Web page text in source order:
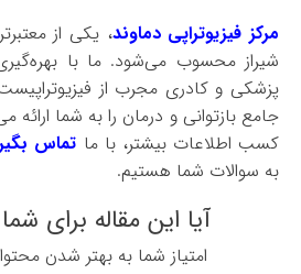
مرکز فیزیوتراپی دماوند، یکی از
شیراز محسوب می‌شود. ما با
پزشکی و کادری مجرب از
جامع بازتوانی و درمان را به شما
کسب اطلاعات بیشتر، با ما تماس
به سوالات شما هستیم.
آیا این مقاله برای
امتياز شما به بهتر شدن